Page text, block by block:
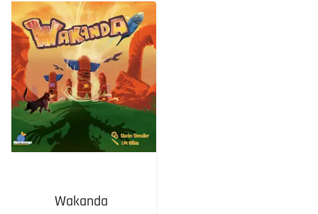
Wakanda